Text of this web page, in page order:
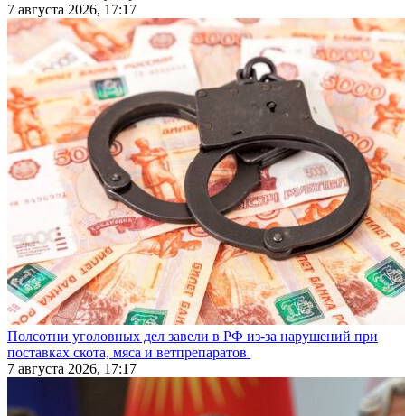
7 августа 2026, 17:17
Полсотни уголовных дел завели в РФ из-за нарушений при
поставках скота, мяса и ветпрепаратов
7 августа 2026, 17:17